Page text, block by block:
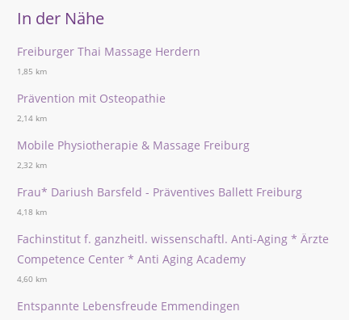
In der Nähe
Freiburger Thai Massage Herdern
1,85 km
Prävention mit Osteopathie
2,14 km
Mobile Physiotherapie & Massage Freiburg
2,32 km
Frau* Dariush Barsfeld - Präventives Ballett Freiburg
4,18 km
Fachinstitut f. ganzheitl. wissenschaftl. Anti-Aging * Ärzte
Competence Center * Anti Aging Academy
4,60 km
Entspannte Lebensfreude Emmendingen